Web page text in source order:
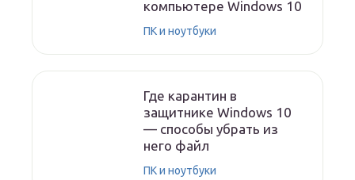
компьютере Windows 10
ПК и ноутбуки
Где карантин в
защитнике Windows 10
— способы убрать из
него файл
ПК и ноутбуки